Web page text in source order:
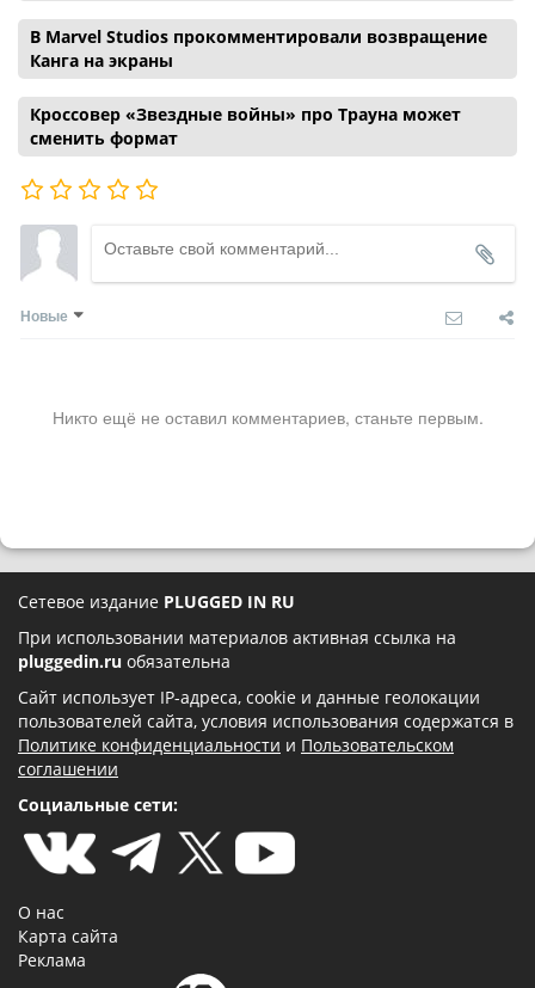
В Marvel Studios прокомментировали возвращение
Канга на экраны
Кроссовер «Звездные войны» про Трауна может
сменить формат
Новые
Никто ещё не оставил комментариев, станьте первым.
Сетевое издание PLUGGED IN RU
При использовании материалов активная ссылка на
pluggedin.ru обязательна
Сайт использует IP-адреса, cookie и данные геолокации
пользователей сайта, условия использования содержатся в
Политике конфиденциальности и Пользовательском
соглашении
Социальные сети:
О нас
Карта сайта
Реклама